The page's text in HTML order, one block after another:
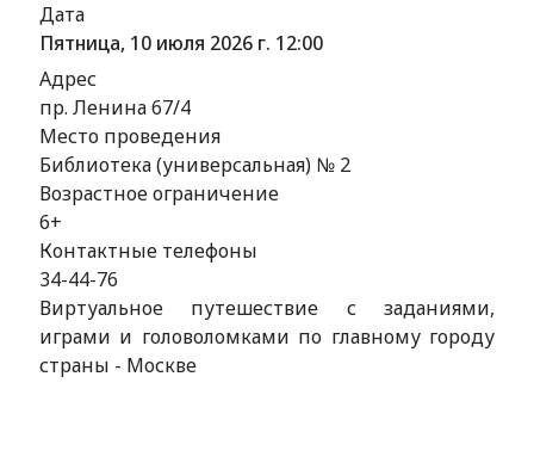
Дата
Пятница, 10 июля 2026 г. 12:00
Адрес
пр. Ленина 67/4
Место проведения
Библиотека (универсальная) № 2
Возрастное ограничение
6+
Контактные телефоны
34-44-76
Виртуальное путешествие с заданиями,
играми и головоломками по главному городу
страны - Москве